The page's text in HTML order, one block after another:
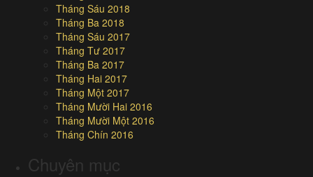
Tháng Sáu 2018
Tháng Ba 2018
Tháng Sáu 2017
Tháng Tư 2017
Tháng Ba 2017
Tháng Hai 2017
Tháng Một 2017
Tháng Mười Hai 2016
Tháng Mười Một 2016
Tháng Chín 2016
Chuyên mục